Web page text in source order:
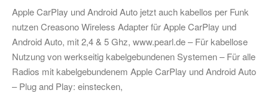
11-
18
Apple CarPlay und Android Auto jetzt auch kabellos per Funk
nutzen Creasono Wireless Adapter für Apple CarPlay und
Android Auto, mit 2,4 & 5 Ghz, www.pearl.de – Für kabellose
Nutzung von werkseitig kabelgebundenen Systemen – Für alle
Radios mit kabelgebundenem Apple CarPlay und Android Auto
– Plug and Play: einstecken,